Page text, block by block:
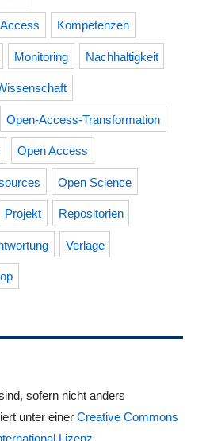
Kompetenzen
Monitoring Nachhaltigkeit
Open-Access-Transformation
Open Access
Open Science
Projekt Repositorien
Verlage
sofern nicht anders
unter einerCreative Commons